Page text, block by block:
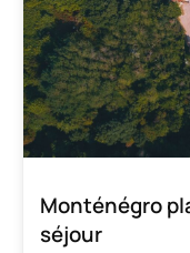
Monténégro
séjour